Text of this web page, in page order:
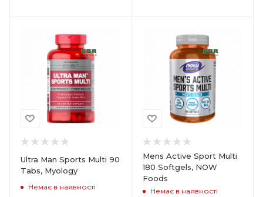
Ultra Man Sports Multi 90
Tabs, Myology
Немає в наявності
Mens Active Sport Multi
180 Softgels, NOW
Foods
Немає в наявності